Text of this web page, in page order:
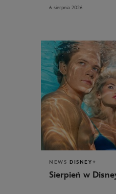
6 sierpnia 2026
NEWS DISNEY+
Sierpień w